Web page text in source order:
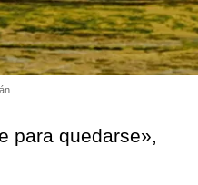
para quedarse»,